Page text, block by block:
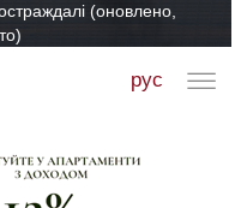
(оновлено,
рус